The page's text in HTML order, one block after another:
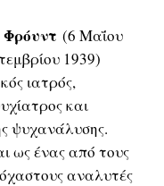
(6 Μαΐου
1939)
ιατρός,
και
ψυχανάλυσης.
ως ένας από τους
αναλυτές